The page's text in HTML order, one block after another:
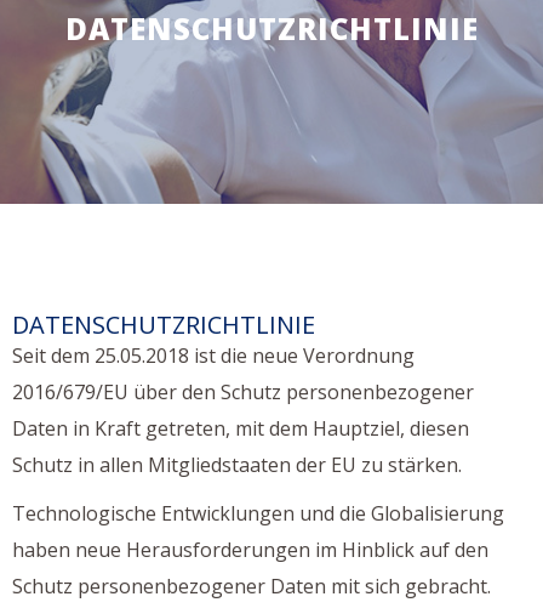
DATENSCHUTZRICHTLINIE
DATENSCHUTZRICHTLINIE
Seit dem 25.05.2018 ist die neue Verordnung
2016/679/EU über den Schutz personenbezogener
Daten in Kraft getreten, mit dem Hauptziel, diesen
Schutz in allen Mitgliedstaaten der EU zu stärken.
Technologische Entwicklungen und die Globalisierung
haben neue Herausforderungen im Hinblick auf den
Schutz personenbezogener Daten mit sich gebracht.